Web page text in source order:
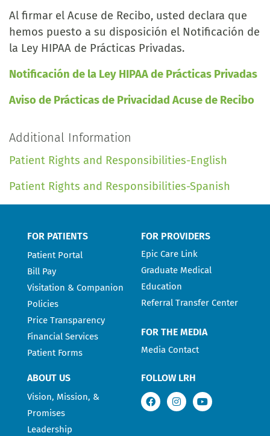
Al firmar el Acuse de Recibo, usted declara que
hemos puesto a su disposición el Notificación de
la Ley HIPAA de Prácticas Privadas.
Notificación de la Ley HIPAA de Prácticas Privadas
Aviso de Prácticas de Privacidad Acuse de Recibo
Additional Information
Patient Rights and Responsibilities-English
Patient Rights and Responsibilities-Spanish
FOR PATIENTS
Patient Portal
Bill Pay
Visitation & Companion
Policies
Price Transparency
Financial Services
Patient Forms
FOR PROVIDERS
Epic Care Link
Graduate Medical
Education
Referral Transfer Center
FOR THE MEDIA
Media Contact
ABOUT US
Vision, Mission, &
Promises
Leadership
FOLLOW LRH